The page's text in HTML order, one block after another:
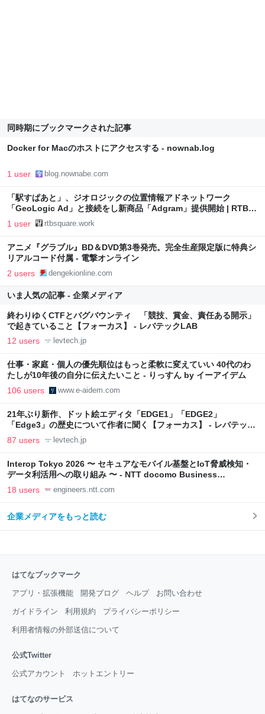
同時期にブックマークされた記事
Docker for Macのホストにアクセスする - nownab.log
1 user blog.nownabe.com
「駅すぱあと」、ジオロジックの位置情報アドネットワーク
「GeoLogic Ad」と接続をし新商品「Adgram」提供開始 | RTB
SQUARE
1 user rtbsquare.work
アニメ『グラブル』BD＆DVD第3巻発売。完全生産限定版に特典シ
リアルコード付属 - 電撃オンライン
2 users dengekionline.com
いま人気の記事 - 企業メディア
終わりゆくCTFとバグバウンティ 「競技、賞金、責任ある開示」
で起きていること【フォーカス】 - レバテックLAB
12 users levtech.jp
仕事・家庭・個人の優先順位はもっと柔軟に変えていい 40代のわ
たしが10年後の自分に伝えたいこと - りっすん by イーアイデム
106 users www.e-aidem.com
21年ぶり新作、ドット絵エディタ「EDGE1」「EDGE2」
「Edge3」の歴史について作者に聞く【フォーカス】 - レバテック
LAB
87 users levtech.jp
Interop Tokyo 2026 〜 セキュアなモバイル基盤とIoT脅威検知・
データ利活用への取り組み 〜 - NTT docomo Business
Engineers' Blog
18 users engineers.ntt.com
企業メディアをもっと読む
はてなブックマーク
アプリ・拡張機能 開発ブログ ヘルプ お問い合わせ
ガイドライン 利用規約 プライバシーポリシー
利用者情報の外部送信について
公式Twitter
公式アカウント ホットエントリー
はてなのサービス